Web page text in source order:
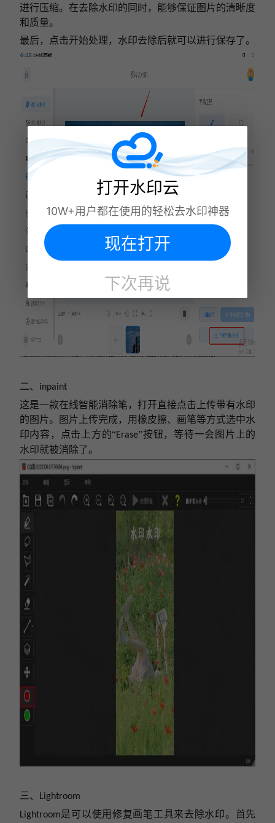
进行压缩。在去除水印的同时，能够保证图片的清晰度
和质量。
最后，点击开始处理，水印去除后就可以进行保存了。
二、 inpaint
这是一款在线智能消除笔，打开直接点击上传带有水印
的图片。图片上传完成，用橡皮擦、画笔等方式选中水
印内容，点击上方的“Erase”按钮，等待一会图片上的
水印就被消除了。
三、
Lightroom
Lightroom是可以使用修复画笔工具来去除水印。首先
打开水印云
10W+用户都在使用的轻松去水印神器
现在打开
下次再说